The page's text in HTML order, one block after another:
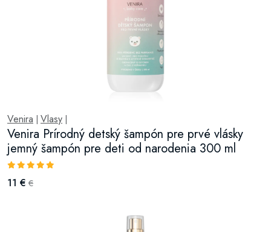
Venira Vlasy
Venira Prírodný detský šampón pre prvé vlásky
jemný šampón pre deti od narodenia 300 ml
11 € €